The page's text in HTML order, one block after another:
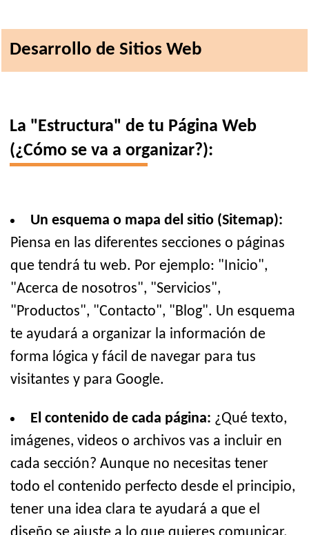
Desarrollo de Sitios Web
La "Estructura" de tu Página Web
(¿Cómo se va a organizar?):
Un esquema o mapa del sitio (Sitemap):
Piensa en las diferentes secciones o páginas
que tendrá tu web. Por ejemplo: "Inicio",
"Acerca de nosotros", "Servicios",
"Productos", "Contacto", "Blog". Un esquema
te ayudará a organizar la información de
forma lógica y fácil de navegar para tus
visitantes y para Google.
El contenido de cada página: ¿Qué texto,
imágenes, videos o archivos vas a incluir en
cada sección? Aunque no necesitas tener
todo el contenido perfecto desde el principio,
tener una idea clara te ayudará a que el